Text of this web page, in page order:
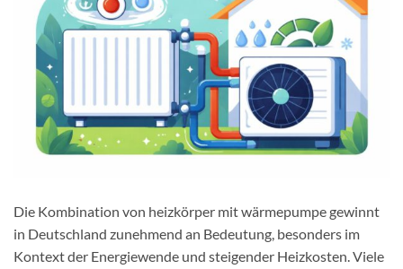
Die Kombination von heizkörper mit wärmepumpe gewinnt
in Deutschland zunehmend an Bedeutung, besonders im
Kontext der Energiewende und steigender Heizkosten. Viele